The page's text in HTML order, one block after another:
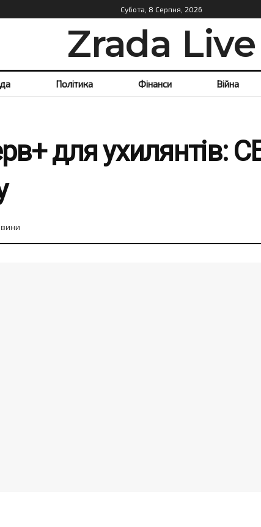
Субота, 8 Серпня, 2026
Zrada Live
Політика Фінанси Війна
для ухилянтів: